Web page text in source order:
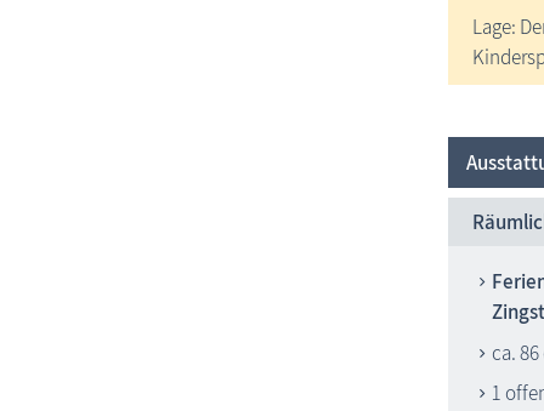
Lage:
Zingst
ca.
1